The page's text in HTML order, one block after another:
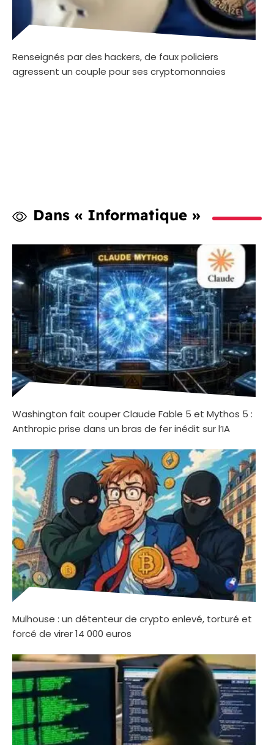
Renseignés par des hackers, de faux policiers
agressent un couple pour ses cryptomonnaies
Dans « Informatique »
Washington fait couper Claude Fable 5 et Mythos 5 :
Anthropic prise dans un bras de fer inédit sur l’IA
Mulhouse : un détenteur de crypto enlevé, torturé et
forcé de virer 14 000 euros